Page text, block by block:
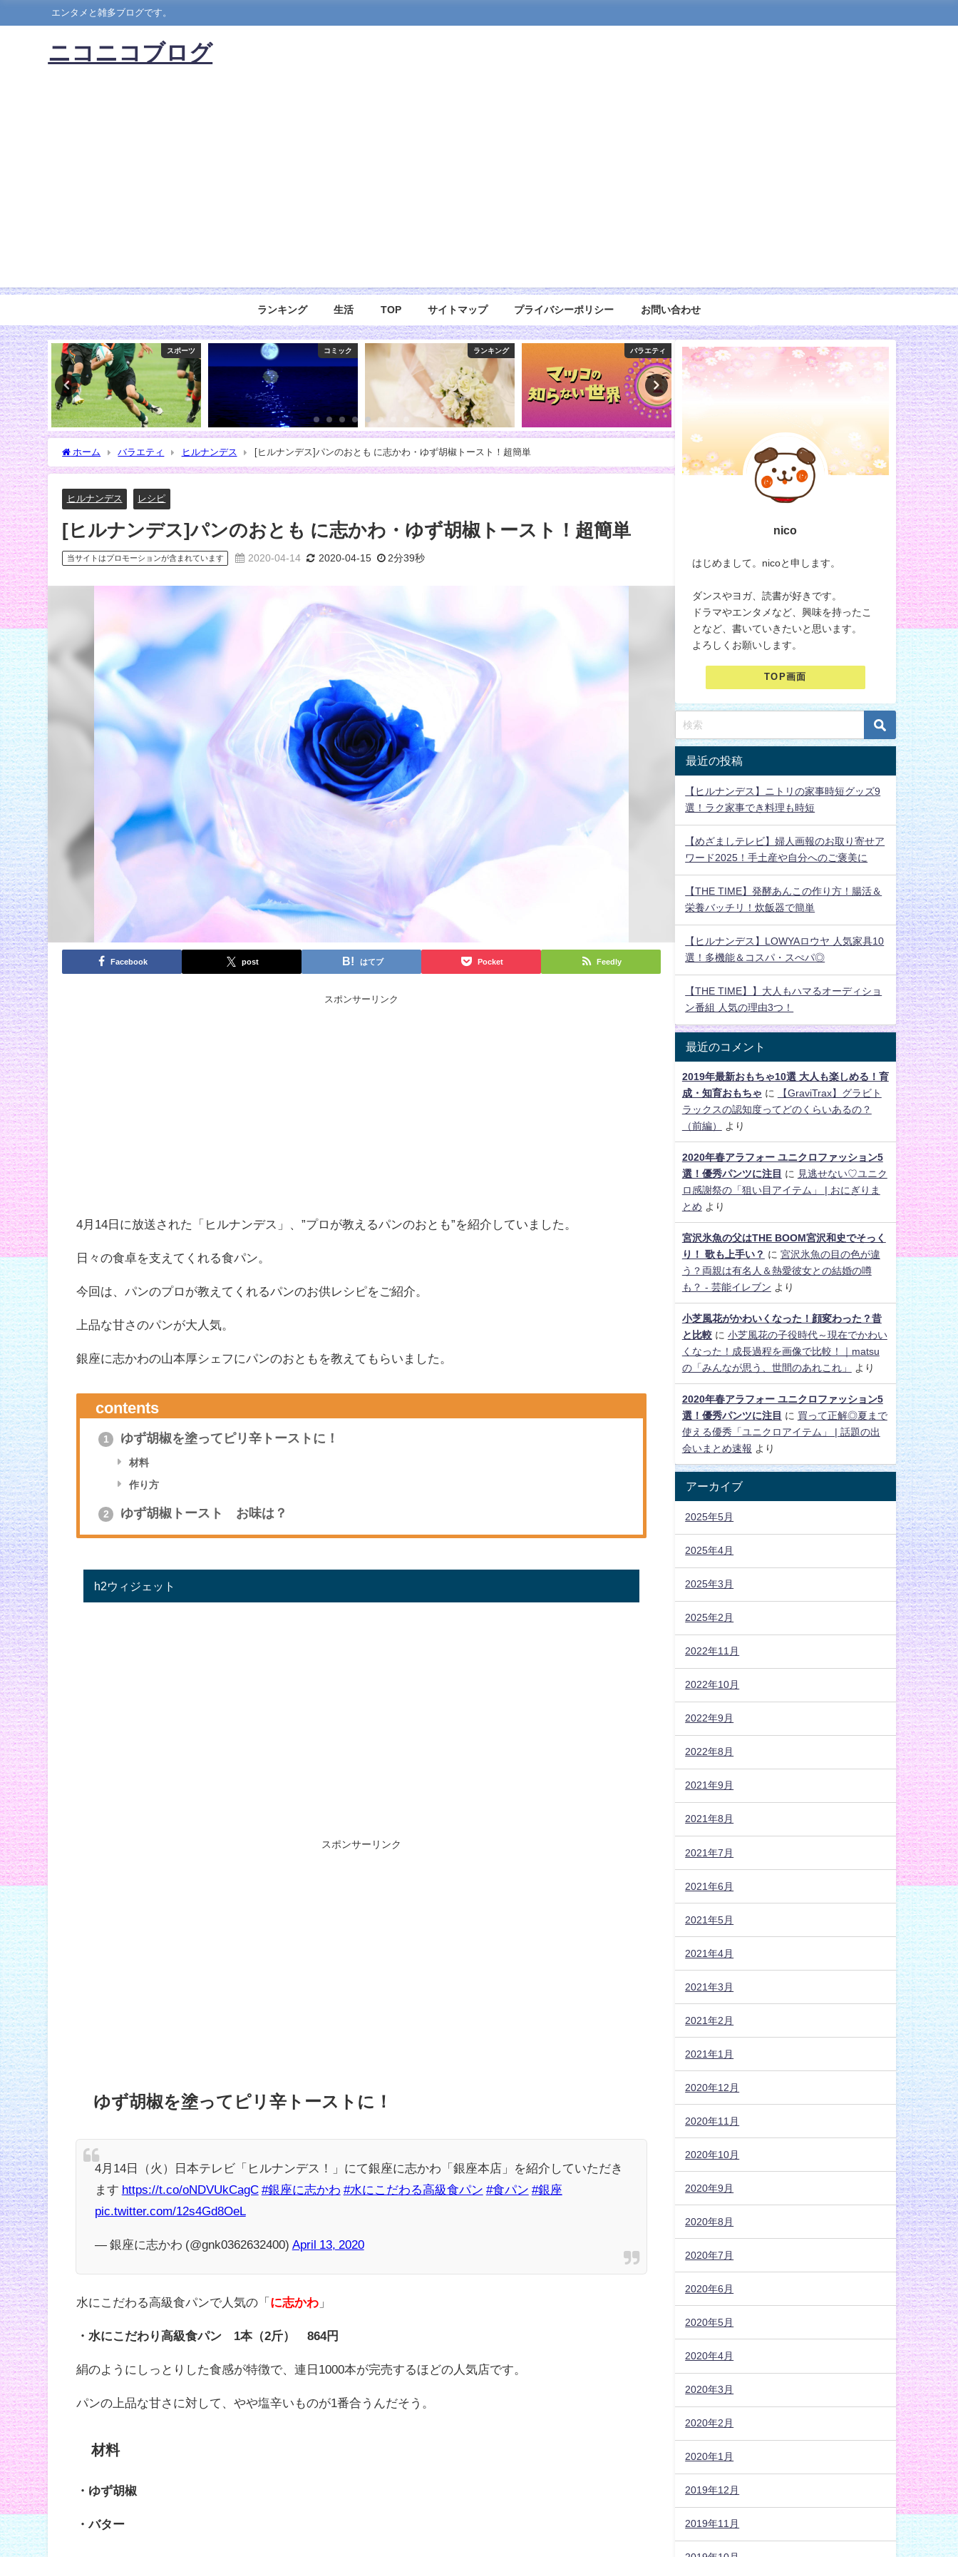
エンタメと雑多ブログです。
ニコニコブログ
ランキング 生活 TOP サイトマップ プライバシーポリシー お問い合わせ
スポーツ コミック ランキング バラエティ めざましテレビ バラエティ
ホーム バラエティ ヒルナンデス [ヒルナンデス]パンのおとも に志かわ・ゆず胡椒トースト！超簡単
ヒルナンデス レシピ
[ヒルナンデス]パンのおとも に志かわ・ゆず胡椒トースト！超簡単
当サイトはプロモーションが含まれています 2020-04-14 2020-04-15 2分39秒
Facebook post はてブ Pocket Feedly
スポンサーリンク
4月14日に放送された「ヒルナンデス」、”プロが教えるパンのおとも”を紹介していました。
日々の食卓を支えてくれる食パン。
今回は、パンのプロが教えてくれるパンのお供レシピをご紹介。
上品な甘さのパンが大人気。
銀座に志かわの山本厚シェフにパンのおともを教えてもらいました。
contents
1 ゆず胡椒を塗ってピリ辛トーストに！
材料
作り方
2 ゆず胡椒トースト お味は？
h2ウィジェット
スポンサーリンク
ゆず胡椒を塗ってピリ辛トーストに！
4月14日（火）日本テレビ「ヒルナンデス！」にて銀座に志かわ「銀座本店」を紹介していただき
ます https://t.co/oNDVUkCagC #銀座に志かわ #水にこだわる高級食パン #食パン #銀座
pic.twitter.com/12s4Gd8OeL
— 銀座に志かわ (@gnk0362632400) April 13, 2020
水にこだわる高級食パンで人気の「 に志かわ 」
・水にこだわり高級食パン 1本（2斤） 864円
絹のようにしっとりした食感が特徴で、連日1000本が完売するほどの人気店です。
パンの上品な甘さに対して、やや塩辛いものが1番合うんだそう。
材料
・ゆず胡椒
・バター
nico
はじめまして。nicoと申します。
ダンスやヨガ、読書が好きです。
ドラマやエンタメなど、興味を持ったこ
となど、書いていきたいと思います。
よろしくお願いします。
TOP画面
最近の投稿
【ヒルナンデス】ニトリの家事時短グッズ9
選！ラク家事でき料理も時短
【めざましテレビ】婦人画報のお取り寄せア
ワード2025！手土産や自分へのご褒美に
【THE TIME】発酵あんこの作り方！腸活＆
栄養バッチリ！炊飯器で簡単
【ヒルナンデス】LOWYAロウヤ 人気家具10
選！多機能＆コスパ・スぺパ◎
【THE TIME】】大人もハマるオーディショ
ン番組 人気の理由3つ！
最近のコメント
2019年最新おもちゃ10選 大人も楽しめる！育
成・知育おもちゃ に
【GraviTrax】グラビト
ラックスの認知度ってどのくらいあるの？
（前編）
より
2020年春アラフォー ユニクロファッション5
選！優秀パンツに注目 に
見逃せない♡ユニク
ロ感謝祭の「狙い目アイテム」 | おにぎりま
とめ より
宮沢氷魚の父はTHE BOOM宮沢和史でそっく
り！ 歌も上手い？ に 宮沢氷魚の目の色が違
う？両親は有名人＆熱愛彼女との結婚の噂
も？ - 芸能イレブン より
小芝風花がかわいくなった！顔変わった？昔
と比較に 小芝風花の子役時代～現在でかわい
くなった！成長過程を画像で比較！｜matsu
の「みんなが思う、世間のあれこれ」
より
2020年春アラフォー ユニクロファッション5
選！優秀パンツに注目 に 買って正解◎夏まで
使える優秀「ユニクロアイテム」 | 話題の出
会いまとめ速報 より
アーカイブ
2025年5月
2025年4月
2025年3月
2025年2月
2022年11月
2022年10月
2022年9月
2022年8月
2021年9月
2021年8月
2021年7月
2021年6月
2021年5月
2021年4月
2021年3月
2021年2月
2021年1月
2020年12月
2020年11月
2020年10月
2020年9月
2020年8月
2020年7月
2020年6月
2020年5月
2020年4月
2020年3月
2020年2月
2020年1月
2019年12月
2019年11月